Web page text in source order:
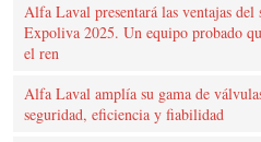
Alfa Laval presentará las ventajas
Expoliva 2025. Un equipo probado
el ren
Alfa Laval amplía su gama de
seguridad, eficiencia y fiabilidad